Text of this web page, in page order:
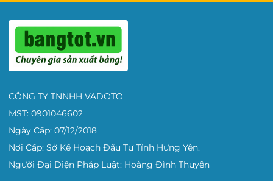
CÔNG TY TNNHH VADOTO
MST: 0901046602
Ngày Cấp: 07/12/2018
Nơi Cấp: Sở Kế Hoạch Đầu Tư Tỉnh Hưng Yên.
Người Đại Diện Pháp Luật: Hoàng Đình Thuyên